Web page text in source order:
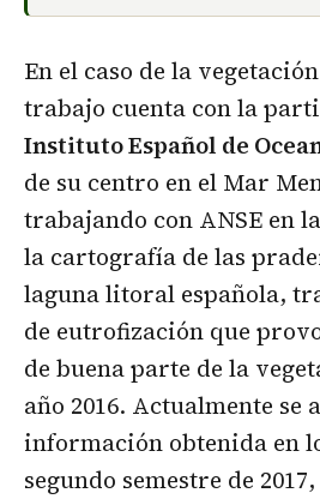
En el caso de la
trabajo cuenta con la
Instituto Español de
de su centro en el Mar
trabajando con ANSE en
la cartografía de las
laguna litoral española,
de eutrofización que
de buena parte de la
año 2016. Actualmente se
información obtenida en
segundo semestre de